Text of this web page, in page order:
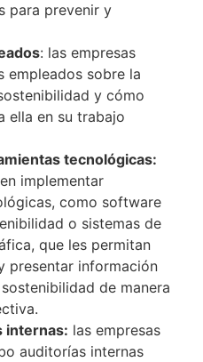
para prevenir y
: las empresas
empleados sobre la
y cómo
ella en su trabajo
tecnológicas:
implementar
como software
o sistemas de
que les permitan
presentar información
de manera
internas: las empresas
auditorías internas